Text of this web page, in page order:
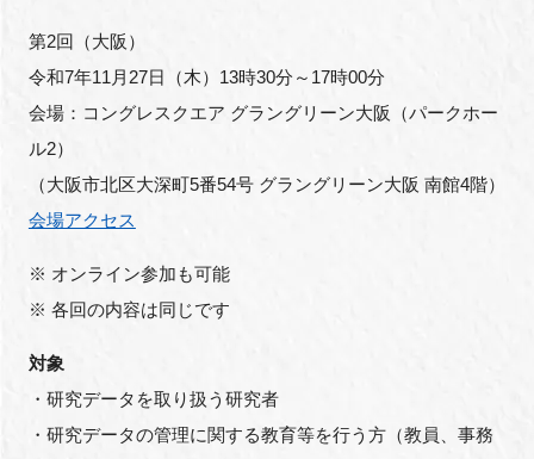
第2回（大阪）
令和7年11月27日（木）13時30分～17時00分
会場：コングレスクエア グラングリーン大阪（パークホー
ル2）
（大阪市北区大深町5番54号 グラングリーン大阪 南館4階）
会場アクセス
※ オンライン参加も可能
※ 各回の内容は同じです
対象
・研究データを取り扱う研究者
・研究データの管理に関する教育等を行う方（教員、事務